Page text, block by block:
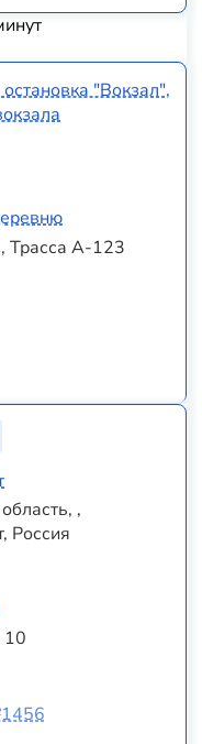
"Вокзал",
Трасса А-123
,
Россия
10